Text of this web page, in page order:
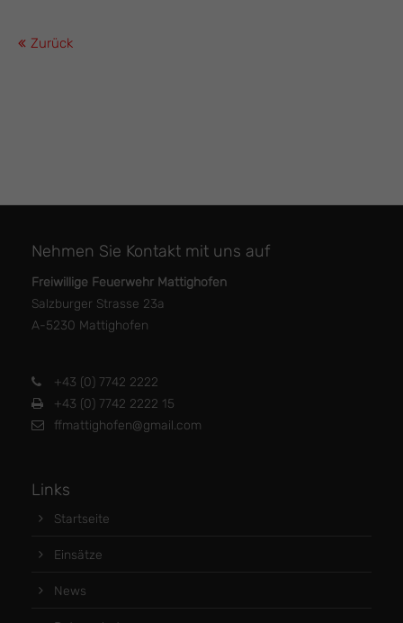
Zurück
Nehmen Sie Kontakt mit uns auf
Freiwillige Feuerwehr Mattighofen
Salzburger Strasse 23a
A-5230 Mattighofen
+43 (0) 7742 2222
+43 (0) 7742 2222 15
ffmattighofen@gmail.com
Links
Startseite
Einsätze
News